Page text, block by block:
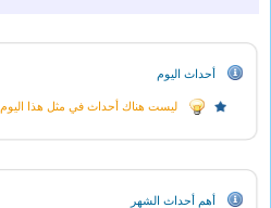
أحداث اليوم
ليست هناك أحداث في مثل هذا اليوم
أهم أحداث الشهر